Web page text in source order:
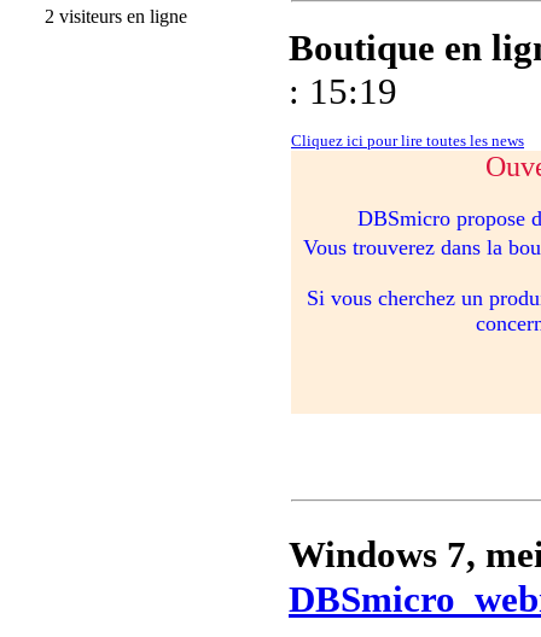
2 visiteurs en ligne
Boutique en
: 15:19
Cliquez ici pour lire toutes les news
DBSmicro propose
Vous trouverez dans la
Si vous cherchez un
Windows 7,